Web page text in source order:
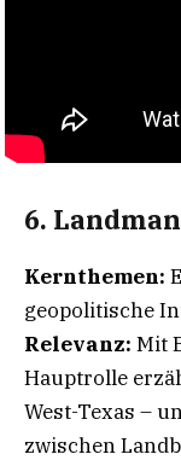
6.
Kernthemen:
geopolitische
Relevanz: Mit
Hauptrolle
West-Texas –
zwischen